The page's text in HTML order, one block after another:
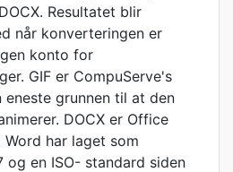
Resultatet blir
når konverteringen er
konto for
GIF er CompuServe's
grunnen til at den
DOCX er Office
har laget som
og en ISO- standard siden